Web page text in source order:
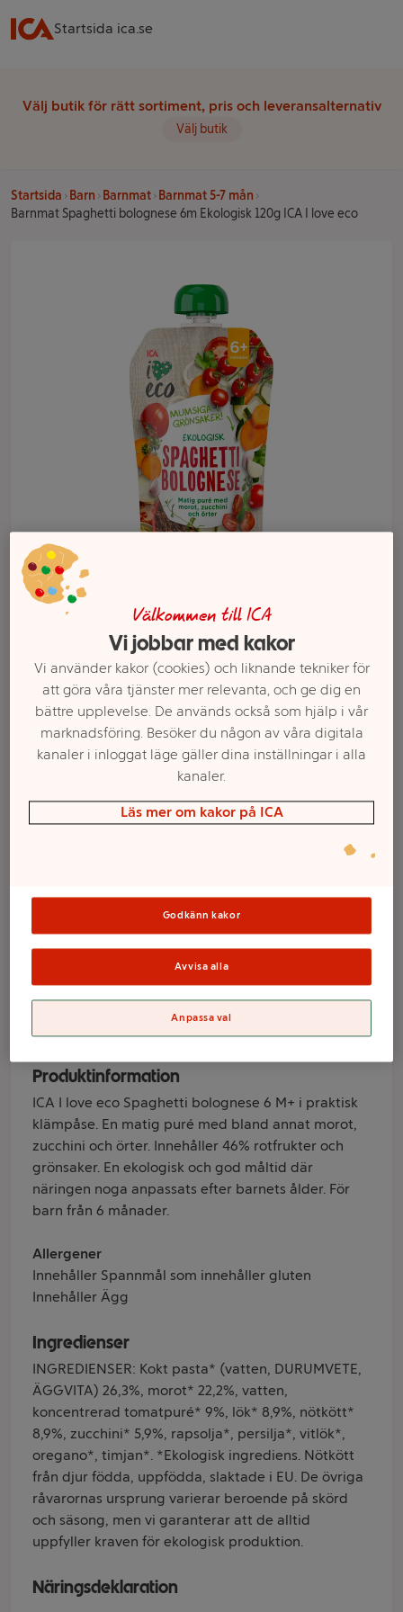
Startsida ica.se
Välj butik för rätt sortiment, pris och leveransalternativ
Välj butik
Startsida Barn Barnmat
Barnmat 5-7 mån
Barnmat Spaghetti bolognese 6m Ekologisk 120g ICA I love eco
Barnmat
Spaghetti
Ekologisk 120g
ICA I love eco
Varumärke
Produktinformation
ICA I love eco Spaghetti bolognese 6 M+ i praktisk
klämpåse. En matig puré med bland annat morot,
zucchini och örter. Innehåller 46% rotfrukter och
grönsaker. En ekologisk och god måltid där
näringen noga anpassats efter barnets ålder. För
barn från 6 månader.
Allergener
Innehåller Spannmål som innehåller gluten
Innehåller Ägg
Ingredienser
INGREDIENSER: Kokt pasta* (vatten, DURUMVETE,
ÄGGVITA) 26,3%, morot* 22,2%, vatten,
koncentrerad tomatpuré* 9%, lök* 8,9%, nötkött*
8,9%, zucchini* 5,9%, rapsolja*, persilja*, vitlök*,
oregano*, timjan*. *Ekologisk ingrediens. Nötkött
från djur födda, uppfödda, slaktade i EU. De övriga
råvarornas ursprung varierar beroende på skörd
och säsong, men vi garanterar att de alltid
uppfyller kraven för ekologisk produktion.
Näringsdeklaration
Välj butik och handla
Sortimentet kan variera mellan butikerna
Välkommen till ICA
Vi jobbar med kakor
Vi använder kakor (cookies) och liknande tekniker för
att göra våra tjänster mer relevanta, och ge dig en
bättre upplevelse. De används också som hjälp i vår
marknadsföring. Besöker du någon av våra digitala
kanaler i inloggat läge gäller dina inställningar i alla
kanaler.
Läs mer om kakor på ICA
Godkänn kakor
Avvisa alla
Anpassa val